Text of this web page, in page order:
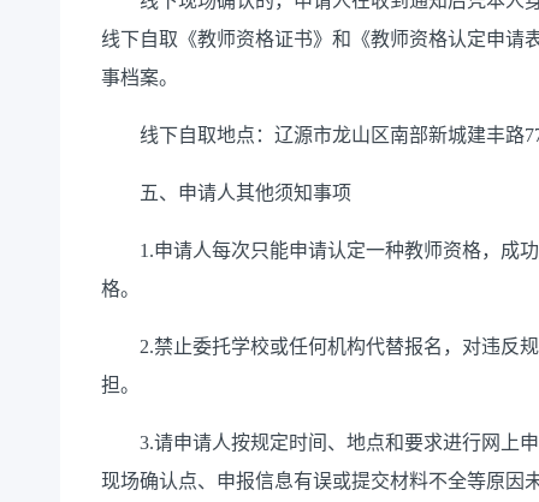
线下自取《教师资格证书》和《教师资格认定申请
事档案。
线下自取地点：辽源市龙山区南部新城建丰路
五、申请人其他须知事项
1.申请人每次只能申请认定一种教师资格，成功
格。
2.禁止委托学校或任何机构代替报名，对违反规
担。
3.请申请人按规定时间、地点和要求进行网上申
现场确认点、申报信息有误或提交材料不全等原因